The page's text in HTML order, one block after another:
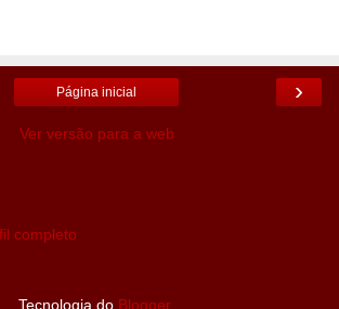
›
Página inicial
Ver versão para a web
completo
Tecnologia do Blogger.